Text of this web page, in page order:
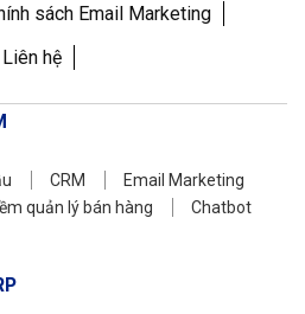
sách Email Marketing
Liên hệ
CRM
Email Marketing
quản lý bán hàng
Chatbot